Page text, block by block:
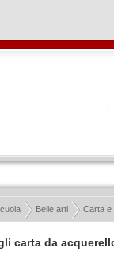
carta da
Belle arti Carta e